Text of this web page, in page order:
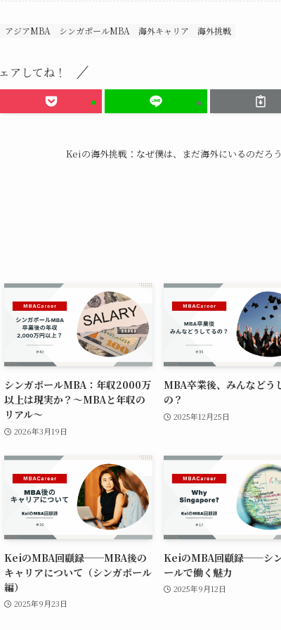
アジアMBA シンガポールMBA 海外キャリア 海外挑戦
アしてね！
Keiの海外挑戦：なぜ僕は、まだ海外にいるのだろ
シンガポールMBA：年収2000万
以上は現実か？〜MBAと年収の
リアル〜
2026年3月19日
MBA卒業後、みんなどう
の？
2025年12月25日
KeiのMBA回顧録──MBA後の
キャリアについて（シンガポール
編）
2025年9月23日
KeiのMBA回顧録──シ
ールで働く魅力
2025年9月12日